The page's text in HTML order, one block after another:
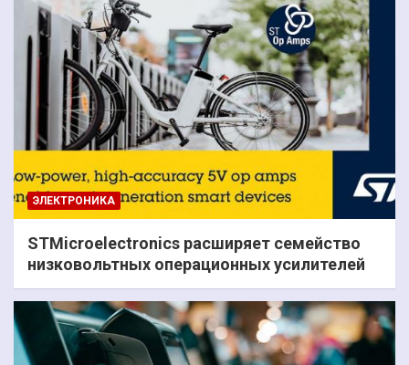
ЭЛЕКТРОНИКА
STMicroelectronics расширяет семейство
низковольтных операционных усилителей